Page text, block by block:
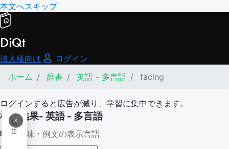
本文へスキップ
DiQt
法人様向け
ログイン
ホーム
辞書 英語 - 多言語 facing
ログインすると広告が減り、学習に集中できます。
×
広
告
検索結果- 英語 - 多言語
意味・例文の表示言語